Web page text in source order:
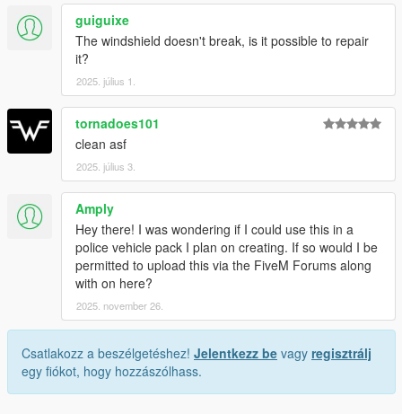
guiguixe
The windshield doesn't break, is it possible to repair
it?
2025. július 1.
tornadoes101
clean asf
2025. július 3.
Amply
Hey there! I was wondering if I could use this in a
police vehicle pack I plan on creating. If so would I be
permitted to upload this via the FiveM Forums along
with on here?
2025. november 26.
Csatlakozz a beszélgetéshez! Jelentkezz be vagy regisztrálj
egy fiókot, hogy hozzászólhass.